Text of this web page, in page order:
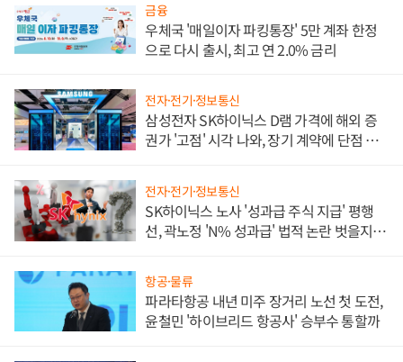
금융
우체국 '매일이자 파킹통장' 5만 계좌 한정
으로 다시 출시, 최고 연 2.0% 금리
전자·전기·정보통신
삼성전자 SK하이닉스 D램 가격에 해외 증
권가 '고점' 시각 나와, 장기 계약에 단점 부
전자·전기·정보통신
SK하이닉스 노사 '성과급 주식 지급' 평행
선, 곽노정 'N% 성과급' 법적 논란 벗을지 주
항공·물류
파라타항공 내년 미주 장거리 노선 첫 도전,
윤철민 '하이브리드 항공사' 승부수 통할까